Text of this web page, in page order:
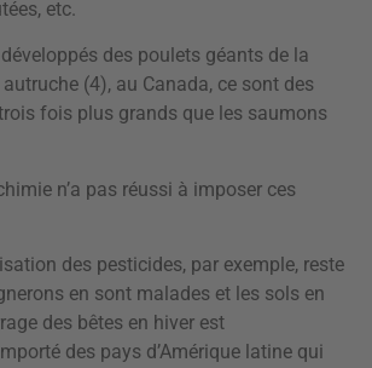
etc.
des poulets géants de la
(4), au Canada, ce sont des
fois plus grands que les saumons
n’a pas réussi à imposer ces
des pesticides, par exemple, reste
en sont malades et les sols en
des bêtes en hiver est
des pays d’Amérique latine qui